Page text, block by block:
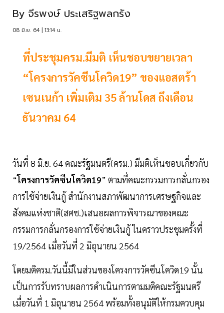
By จีรพงษ์ ประเสริฐพลกรัง
08 มิ.ย. 64 | 13:14 น.
ที่ประชุมครม.มีมติ เห็นชอบขยายเวลา
“โครงการวัคซีนโควิด19” ของแอสตร้า
เซนเนก้า เพิ่มเติม 35 ล้านโดส ถึงเดือน
ธันวาคม 64
วันที่ 8 มิ.ย. 64 คณะรัฐมนตรี(ครม.) มีมติเห็นชอบเกี่ยวกับ
“โครงการวัคซีนโควิด19” ตามที่คณะกรรมการกลั่นกรอง
การใช้จ่ายเงินกู้ สำนักงานสภาพัฒนาการเศรษฐกิจและ
สังคมแห่งชาติ(สศช.)เสนอผลการพิจารณาของคณะ
กรรมการกลั่นกรองการใช้จ่ายเงินกู้ ในคราวประชุมครั้งที่
19/2564 เมื่อวันที่ 2 มิถุนายน 2564
โดยมติครม.วันนี้มีในส่วนของโครงการวัคซีนโควิด19 นั้น
เป็นการรับทราบผลการดำเนินการตามมติคณะรัฐมนตรี
เมื่อวันที่ 1 มิถุนายน 2564 พร้อมทั้งอนุมัติให้กรมควบคุม